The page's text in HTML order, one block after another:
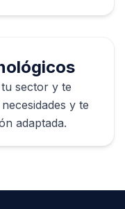
sector y te
y te
adaptada.